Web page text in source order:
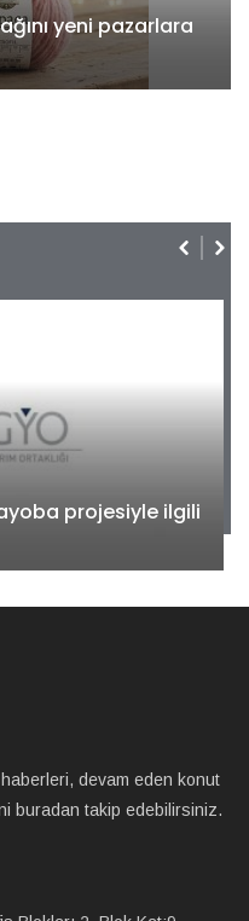
yeni pazarlara
projesiyle ilgili
devam eden konut
buradan takip edebilirsiniz.